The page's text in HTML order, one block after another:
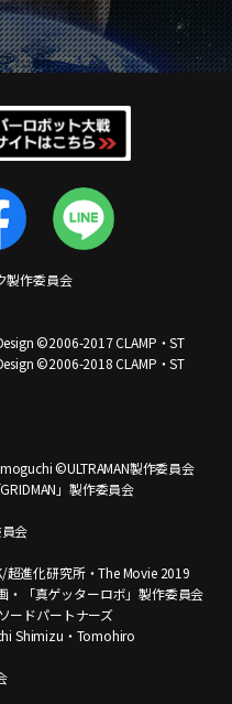
製作委員会
©2006-2017 CLAMP・ST
©2006-2018 CLAMP・ST
©ULTRAMAN製作委員会
」製作委員会
会
進化研究所・The Movie 2019
「真ゲッターロボ」製作委員会
ードパートナーズ
Shimizu・Tomohiro